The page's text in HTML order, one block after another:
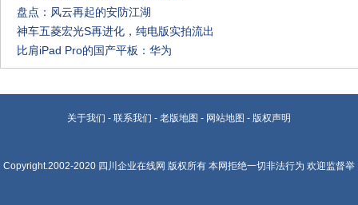
盘点：风云再起的安防江湖
神车五菱宏光S再进化，纯电版实拍流出
比肩iPad Pro的国产平板：华为
关于我们 - 联系我们 - 老版地图 - 网站地图 - 版权声明
Copyright.2002-2020 四川企业在线网 版权所有 本网拒绝一切非法行为 欢迎监督举